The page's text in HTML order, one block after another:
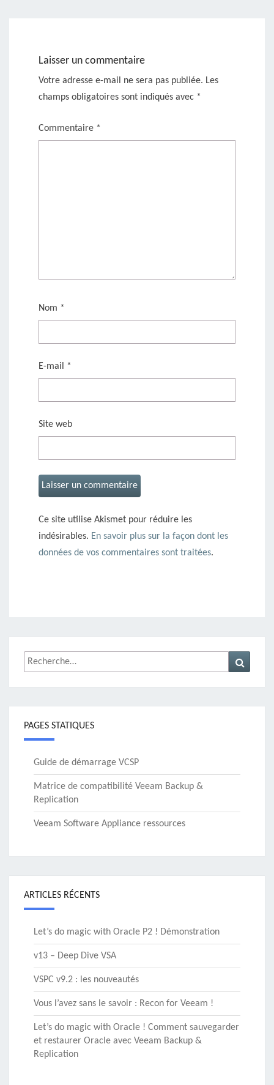
Laisser un commentaire
Votre adresse e-mail ne sera pas publiée. Les
champs obligatoires sont indiqués avec *
Commentaire *
Nom *
E-mail *
Site web
Ce site utilise Akismet pour réduire les
indésirables. En savoir plus sur la façon dont les
données de vos commentaires sont traitées.
Rechercher :
PAGES STATIQUES
Guide de démarrage VCSP
Matrice de compatibilité Veeam Backup &
Replication
Veeam Software Appliance ressources
ARTICLES RÉCENTS
Let’s do magic with Oracle P2 ! Démonstration
v13 – Deep Dive VSA
VSPC v9.2 : les nouveautés
Vous l’avez sans le savoir : Recon for Veeam !
Let’s do magic with Oracle ! Comment sauvegarder
et restaurer Oracle avec Veeam Backup &
Replication